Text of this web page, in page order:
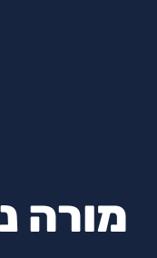
מורה